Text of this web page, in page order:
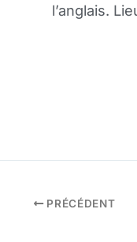
l’anglais.
PRÉCÉDENT